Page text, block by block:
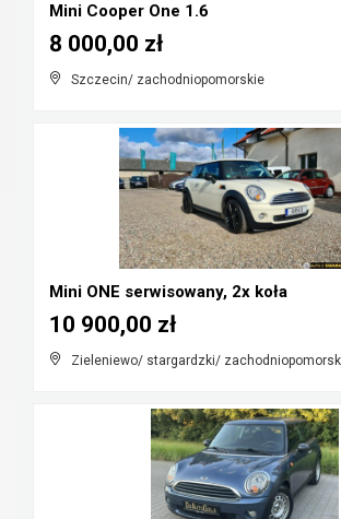
Mini Cooper One 1.6
Szczecin/ zachodniopomorskie
8 000,00 zł
Mini ONE serwisowany, 2x koła
Zieleniewo/ stargardzki/
10 900,00 zł